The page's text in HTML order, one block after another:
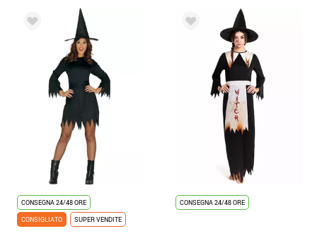
CONSEGNA 24/48 ORE
CONSIGLIATO
SUPER VENDITE
CONSEGNA 24/48 ORE